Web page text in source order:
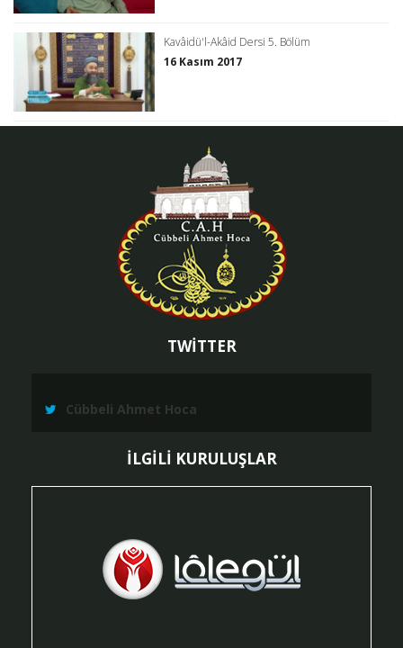
Kavâidü'l-Akâid Dersi 5. Bölüm
16 Kasım 2017
TWİTTER
Cübbeli Ahmet Hoca
İLGİLİ KURULUŞLAR